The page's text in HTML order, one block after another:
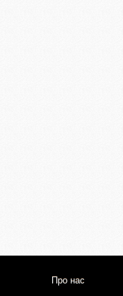
Про нас